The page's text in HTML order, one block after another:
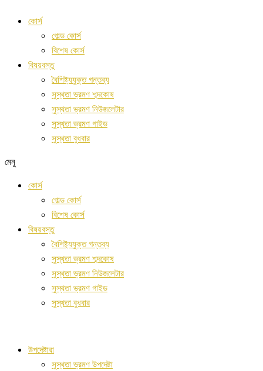
এড়িয়ে কোর্স
গোল্ড কোর্স
বিশেষ কোর্স
বিষয়বস্তু
বৈশিষ্ট্যযুক্ত গন্তব্য
সুস্থতা ভ্রমণ শব্দকোষ
সুস্থতা ভ্রমণ নিউজলেটার
সুস্থতা ভ্রমণ গাইড
সুস্থতা বুধবার
মেনু
কোর্স
গোল্ড কোর্স
বিশেষ কোর্স
বিষয়বস্তু
বৈশিষ্ট্যযুক্ত গন্তব্য
সুস্থতা ভ্রমণ শব্দকোষ
সুস্থতা ভ্রমণ নিউজলেটার
সুস্থতা ভ্রমণ গাইড
সুস্থতা বুধবার
উপদেষ্টারা
সুস্থতা ভ্রমণ উপদেষ্টা